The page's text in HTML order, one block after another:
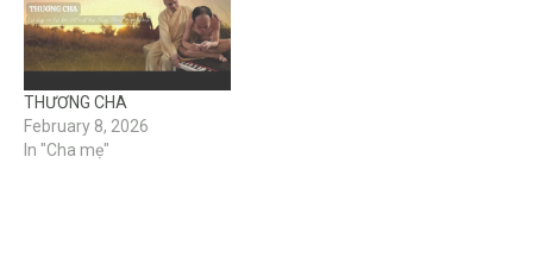
THƯƠNG CHA
February 8, 2026
In "Cha mẹ"